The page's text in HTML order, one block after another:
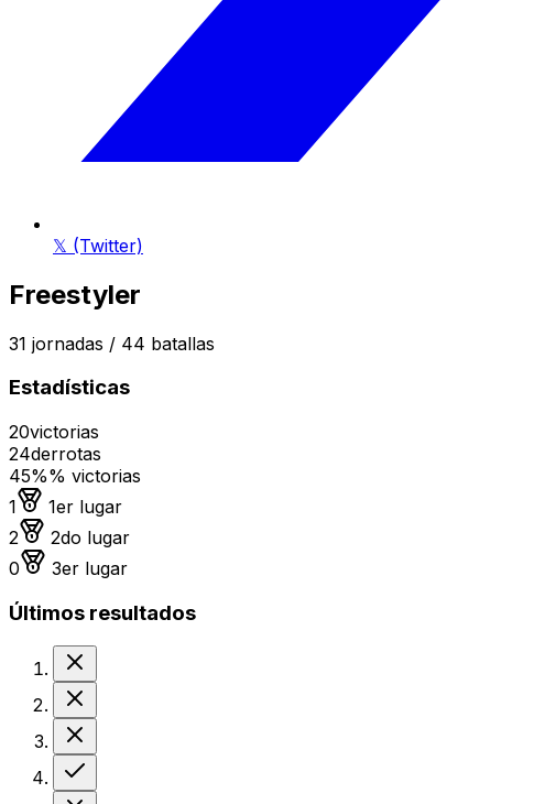
𝕏 (Twitter)
Freestyler
31 jornadas / 44 batallas
Estadísticas
20victorias
24derrotas
45%% victorias
1
Medalla de oro
1er lugar
2
Medalla de plata
2do lugar
0
Medalla de bronce
3er lugar
Últimos resultados